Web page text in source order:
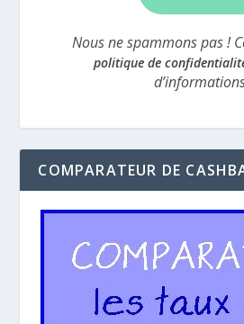
Nous ne spammons pas !
politique de
COMPARATEUR DE